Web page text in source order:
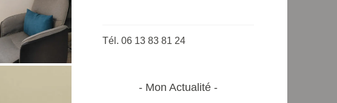
Tél. 06 13 83 81 24
Mon Actualité